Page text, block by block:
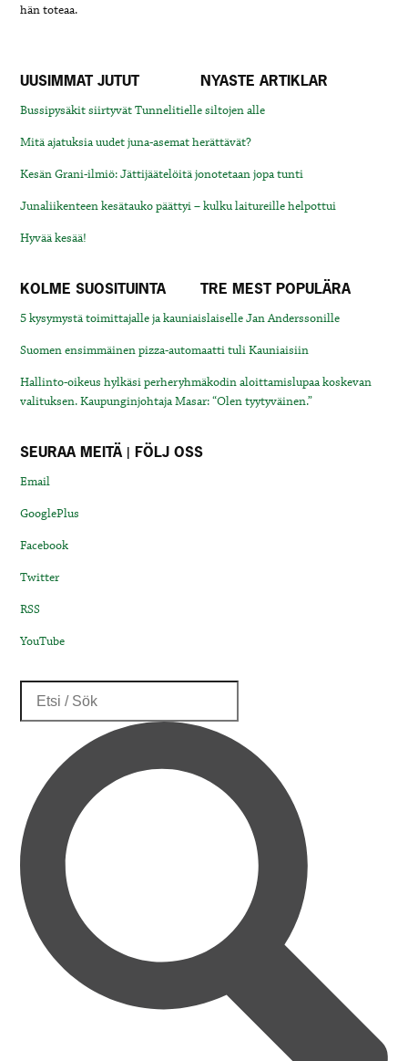
hän toteaa.
UUSIMMAT JUTUT NYASTE ARTIKLAR
Bussipysäkit siirtyvät Tunnelitielle siltojen alle
Mitä ajatuksia uudet juna-asemat herättävät?
Kesän Grani-ilmiö: Jättijäätelöitä jonotetaan jopa tunti
Junaliikenteen kesätauko päättyi – kulku laitureille helpottui
Hyvää kesää!
KOLME SUOSITUINTA TRE MEST POPULÄRA
5 kysymystä toimittajalle ja kauniaislaiselle Jan Anderssonille
Suomen ensimmäinen pizza-automaatti tuli Kauniaisiin
Hallinto-oikeus hylkäsi perheryhmäkodin aloittamislupaa koskevan
valituksen. Kaupunginjohtaja Masar: “Olen tyytyväinen.”
SEURAA MEITÄ | FÖLJ OSS
Email
GooglePlus
Facebook
Twitter
RSS
YouTube